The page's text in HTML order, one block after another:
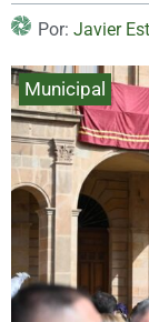
Por: Javier
Municipal